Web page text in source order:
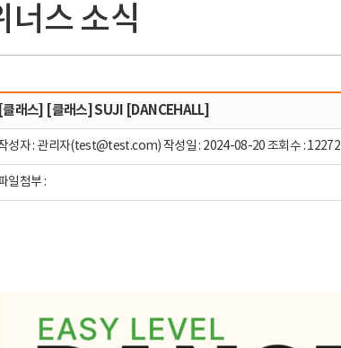
너스 소식
[클래스] [클래스] SUJI [DANCEHALL]
성자 : 관리자(test@test.com) 작성일 : 2024-08-20 조회수 : 12272
일첨부 :